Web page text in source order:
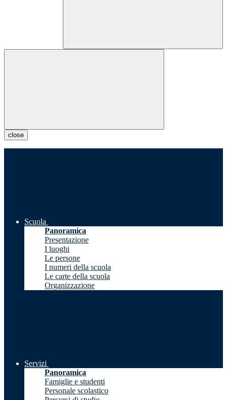
close
Scuola
Panoramica
Presentazione
I luoghi
Le persone
I numeri della scuola
Le carte della scuola
Organizzazione
Servizi
Panoramica
Famiglie e studenti
Personale scolastico